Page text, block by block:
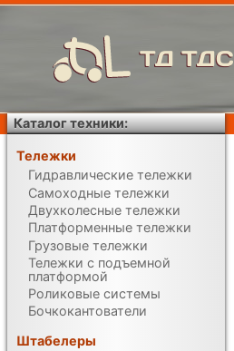
ТД ТДС
Каталог техники:
Тележки
Гидравлические тележки
Самоходные тележки
Двухколесные тележки
Платформенные тележки
Грузовые тележки
Тележки с подъемной
платформой
Роликовые системы
Бочкокантователи
Штабелеры